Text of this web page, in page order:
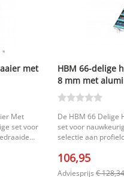
met
Met
set voor
HBM 66-delige
8 mm met
De HBM 66 Delige
set voor
selectie aan
en uitsparingen
106,95
Adviesprijs € 128,34